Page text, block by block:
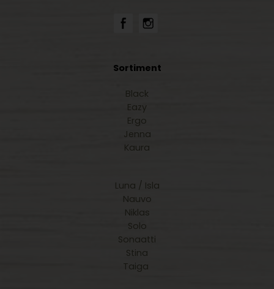
Sortiment
Black
Eazy
Ergo
Jenna
Kaura
Luna / Isla
Nauvo
Niklas
Solo
Sonaatti
Stina
Taiga